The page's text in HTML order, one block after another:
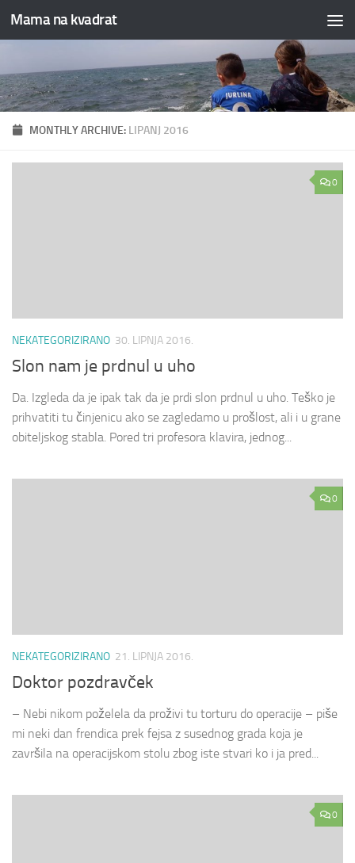
Skip to content
Mama na kvadrat
MONTHLY ARCHIVE: LIPANJ 2016
0
NEKATEGORIZIRANO 30. LIPNJA 2016.
Slon nam je prdnul u uho
Da. Izgleda da je ipak tak da je prdi slon prdnul u uho. Teško je
prihvatiti tu činjenicu ako se zagledamo u prošlost, ali i u grane
obiteljskog stabla. Pored tri profesora klavira, jednog...
0
NEKATEGORIZIRANO 21. LIPNJA 2016.
Doktor pozdravček
– Nebi nikom poželela da proživi tu torturu do operacije – piše
mi neki dan frendica prek fejsa z susednog grada koja je
završila na operacijskom stolu zbog iste stvari ko i ja pred...
0